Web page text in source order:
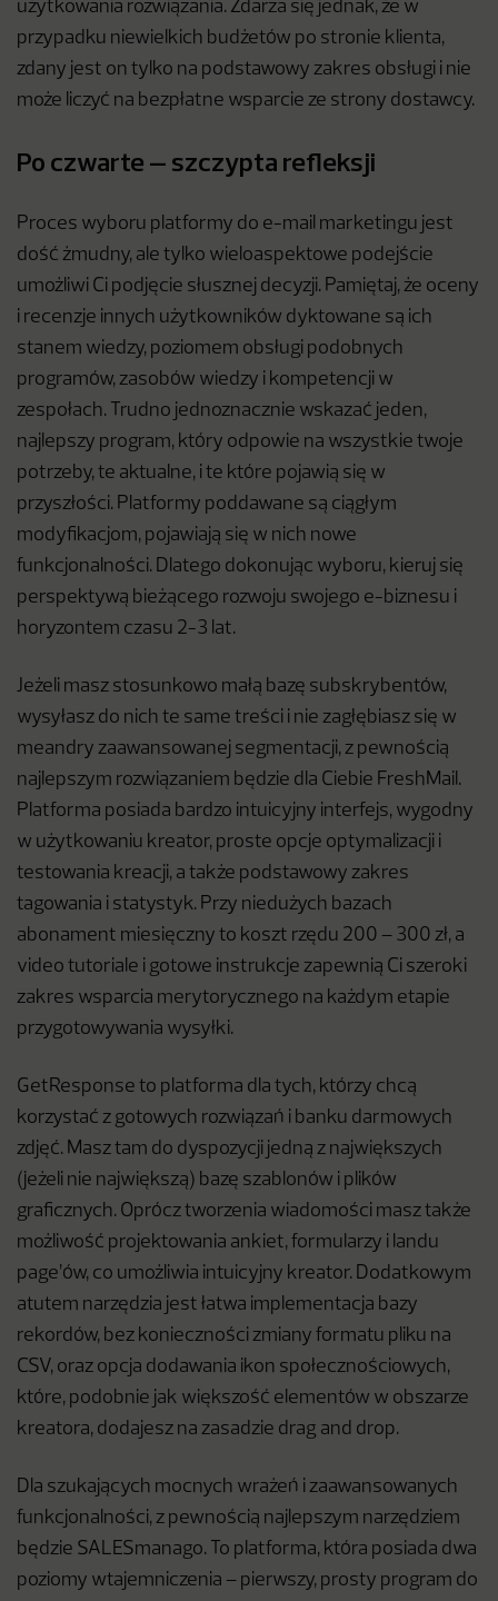
użytkowania rozwiązania. Zdarza się jednak, że w
przypadku niewielkich budżetów po stronie klienta,
zdany jest on tylko na podstawowy zakres obsługi i nie
może liczyć na bezpłatne wsparcie ze strony dostawcy.
Po czwarte – szczypta refleksji
Proces wyboru platformy do e-mail marketingu jest
dość żmudny, ale tylko wieloaspektowe podejście
umożliwi Ci podjęcie słusznej decyzji. Pamiętaj, że oceny
i recenzje innych użytkowników dyktowane są ich
stanem wiedzy, poziomem obsługi podobnych
programów, zasobów wiedzy i kompetencji w
zespołach. Trudno jednoznacznie wskazać jeden,
najlepszy program, który odpowie na wszystkie twoje
potrzeby, te aktualne, i te które pojawią się w
przyszłości. Platformy poddawane są ciągłym
modyfikacjom, pojawiają się w nich nowe
funkcjonalności. Dlatego dokonując wyboru, kieruj się
perspektywą bieżącego rozwoju swojego e-biznesu i
horyzontem czasu 2-3 lat.
Jeżeli masz stosunkowo małą bazę subskrybentów,
wysyłasz do nich te same treści i nie zagłębiasz się w
meandry zaawansowanej segmentacji, z pewnością
najlepszym rozwiązaniem będzie dla Ciebie FreshMail.
Platforma posiada bardzo intuicyjny interfejs, wygodny
w użytkowaniu kreator, proste opcje optymalizacji i
testowania kreacji, a także podstawowy zakres
tagowania i statystyk. Przy niedużych bazach
abonament miesięczny to koszt rzędu 200 – 300 zł, a
video tutoriale i gotowe instrukcje zapewnią Ci szeroki
zakres wsparcia merytorycznego na każdym etapie
przygotowywania wysyłki.
GetResponse to platforma dla tych, którzy chcą
korzystać z gotowych rozwiązań i banku darmowych
zdjęć. Masz tam do dyspozycji jedną z największych
(jeżeli nie największą) bazę szablonów i plików
graficznych. Oprócz tworzenia wiadomości masz także
możliwość projektowania ankiet, formularzy i landu
page’ów, co umożliwia intuicyjny kreator. Dodatkowym
atutem narzędzia jest łatwa implementacja bazy
rekordów, bez konieczności zmiany formatu pliku na
CSV, oraz opcja dodawania ikon społecznościowych,
które, podobnie jak większość elementów w obszarze
kreatora, dodajesz na zasadzie drag and drop.
Dla szukających mocnych wrażeń i zaawansowanych
funkcjonalności, z pewnością najlepszym narzędziem
będzie SALESmanago. To platforma, która posiada dwa
poziomy wtajemniczenia – pierwszy, prosty program do